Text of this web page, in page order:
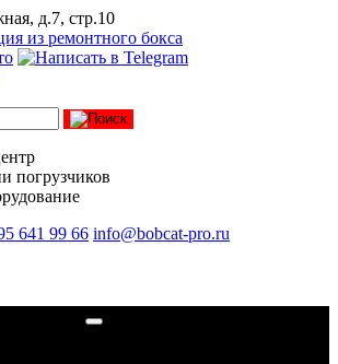
д.7, стр.10
погрузчиков
641 99 66 info@bobcat-pro.ru